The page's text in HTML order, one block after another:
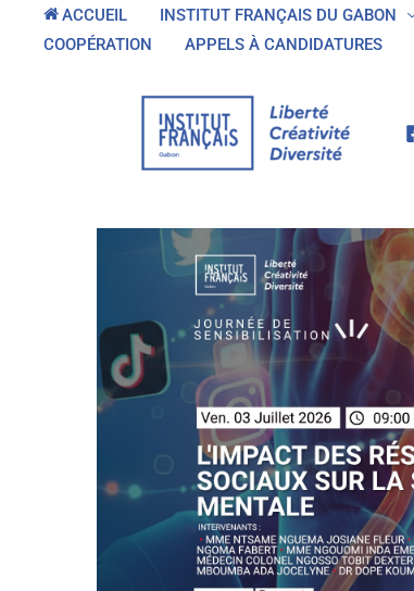
ACCUEIL INSTITUT FRANÇAIS DU GABON
COOPÉRATION
APPELS À CANDIDATURES